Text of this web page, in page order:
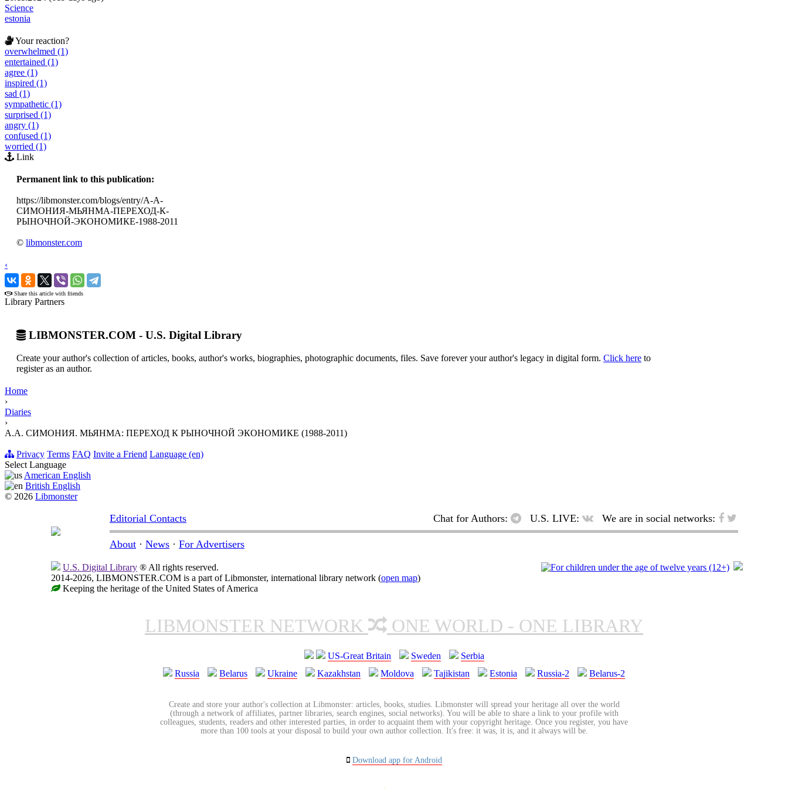
Science
estonia
Your reaction?
overwhelmed (1)
entertained (1)
agree (1)
inspired (1)
sad (1)
sympathetic (1)
surprised (1)
angry (1)
confused (1)
worried (1)
Link
Permanent link to this publication:
https://libmonster.com/blogs/entry/А-А-
СИМОНИЯ-МЬЯНМА-ПЕРЕХОД-К-
РЫНОЧНОЙ-ЭКОНОМИКЕ-1988-2011
© libmonster.com
‹
›
Share this article with friends
Library Partners
LIBMONSTER.COM - U.S. Digital Library
Create your author's collection of articles, books, author's works, biographies, photographic documents, files. Save forever your author's legacy in digital form. Click here to
register as an author.
Home
›
Diaries
›
А.А. СИМОНИЯ. МЬЯНМА: ПЕРЕХОД К РЫНОЧНОЙ ЭКОНОМИКЕ (1988-2011)
Privacy Terms FAQ Invite a Friend Language (en)
Select Language
American English
British English
© 2026 Libmonster
Editorial Contacts Chat for Authors: U.S. LIVE: We are in social networks:
About · News · For Advertisers
U.S. Digital Library ® All rights reserved.
2014-2026, LIBMONSTER.COM is a part of Libmonster, international library network (open map)
Keeping the heritage of the United States of America
LIBMONSTER NETWORK ONE WORLD - ONE LIBRARY
US-Great Britain Sweden
Serbia
Russia
Belarus Ukraine Kazakhstan Moldova Tajikistan Estonia Russia-2 Belarus-2
Create and store your author's collection at Libmonster: articles, books, studies. Libmonster will spread your heritage all over the world
(through a network of affiliates, partner libraries, search engines, social networks). You will be able to share a link to your profile with
colleagues, students, readers and other interested parties, in order to acquaint them with your copyright heritage. Once you register, you have
more than 100 tools at your disposal to build your own author collection. It's free: it was, it is, and it always will be.
Download app for Android